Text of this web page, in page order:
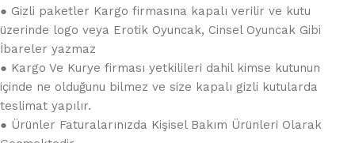
● Gizli paketler Kargo firmasına kapalı verilir ve kutu
üzerinde logo veya Erotik Oyuncak, Cinsel Oyuncak Gibi
İbareler yazmaz
● Kargo Ve Kurye firması yetkilileri dahil kimse kutunun
içinde ne olduğunu bilmez ve size kapalı gizli kutularda
teslimat yapılır.
● Ürünler Faturalarınızda Kişisel Bakım Ürünleri Olarak